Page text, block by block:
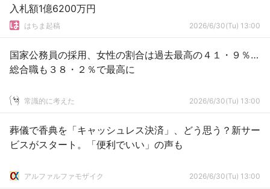
入札額1億6200万円
はちま起稿 2026/6/30(Tu) 13:00
国家公務員の採用、女性の割合は過去最高の４１・９％…
総合職も３８・２％で最高に
常識的に考えた 2026/6/30(Tu) 13:00
葬儀で香典を「キャッシュレス決済」、どう思う？新サー
ビスがスタート。「便利でいい」の声も
アルファルファモザイク 2026/6/30(Tu) 13:00